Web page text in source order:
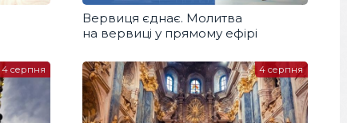
Вервиця єднає. Молитва
на вервиці у прямому ефірі
4 серпня 4 серпня